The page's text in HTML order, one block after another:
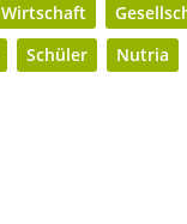
Wirtschaft
Schüler Nutria